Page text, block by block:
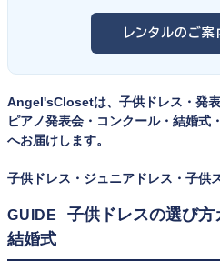
舞台上で最も美しく見えるのは、
イズのドレス・スーツです。「大き
何よりお子様を輝かせます。レンタ
ズを遠慮なく選べるのが最大のメリ
② 舞台で映える色・楽器に合うデ
発表会の舞台は照明が強く、客席
ます。ネイビー・ブラック・深みの
けと、シーンで使い分けるのがおす
ツ・タキシード一覧
レンタルのご
Angel'sClosetは、子供ドレス・発表
ピアノ発表会・コンクール・結婚式
へお届けします。
子供ドレス・ジュニアドレス・子供
GUIDE
子供ドレスの選び方
結婚式